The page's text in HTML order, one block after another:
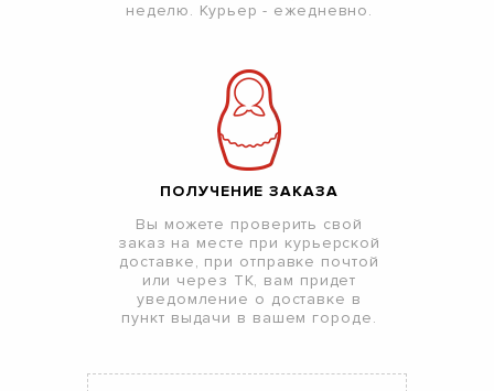
неделю. Курьер - ежедневно.
ПОЛУЧЕНИЕ ЗАКАЗА
Вы можете проверить свой
заказ на месте при курьерской
доставке, при отправке почтой
или через ТК, вам придет
уведомление о доставке в
пункт выдачи в вашем городе.